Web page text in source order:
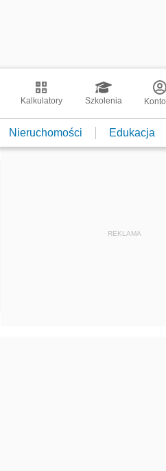
Kalkulatory Szkolenia Konto
Nieruchomości Edukacja
REKLAMA